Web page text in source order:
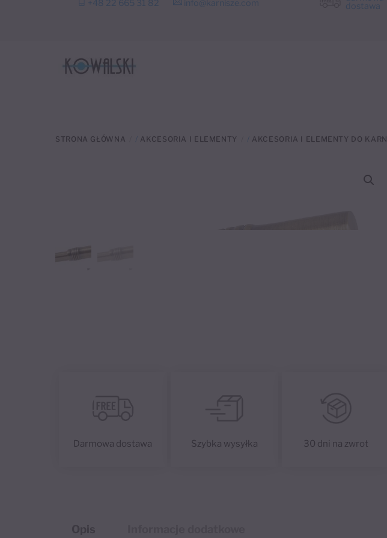
+48 22 665 31 82 info@karnisze.com dostawa
STRONA GŁÓWNA / AKCESORIA I ELEMENTY / AKCESORIA I ELEMENTY DO
Darmowa dostawa Szybka wysyłka 30 dni na zwrot